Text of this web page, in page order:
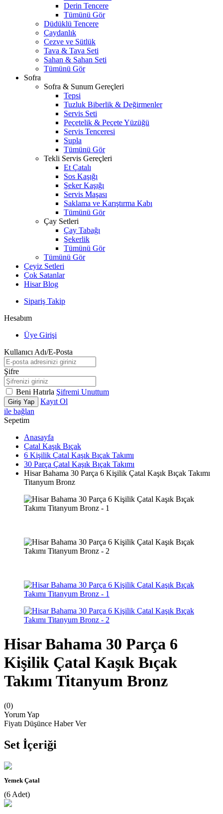
Derin Tencere
Tümünü Gör
Düdüklü Tencere
Çaydanlık
Cezve ve Sütlük
Tava & Tava Seti
Sahan & Sahan Seti
Tümünü Gör
Sofra
Sofra & Sunum Gereçleri
Tepsi
Tuzluk Biberlik & Değirmenler
Servis Seti
Peçetelik & Peçete Yüzüğü
Servis Tenceresi
Supla
Tümünü Gör
Tekli Servis Gereçleri
Et Çatalı
Sos Kaşığı
Şeker Kaşığı
Servis Maşası
Saklama ve Karıştırma Kabı
Tümünü Gör
Çay Setleri
Çay Tabağı
Şekerlik
Tümünü Gör
Tümünü Gör
Çeyiz Setleri
Çok Satanlar
Hisar Blog
Sipariş Takip
Hesabım
Üye Girişi
Kullanıcı Adı/E-Posta
Şifre
Beni Hatırla Şifremi Unuttum
Giriş Yap
Kayıt Ol
ile bağlan
Sepetim
Anasayfa
Çatal Kaşık Bıçak
6 Kişilik Çatal Kaşık Bıçak Takımı
30 Parça Çatal Kaşık Bıçak Takımı
Hisar Bahama 30 Parça 6 Kişilik Çatal Kaşık Bıçak Takımı
Titanyum Bronz
Hisar Bahama 30 Parça 6
Kişilik Çatal Kaşık Bıçak
Takımı Titanyum Bronz
(0)
Yorum Yap
Fiyatı Düşünce Haber Ver
Set İçeriği
Yemek Çatal
(6 Adet)